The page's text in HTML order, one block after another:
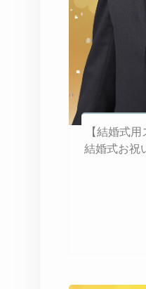
【結婚式
結婚式お祝